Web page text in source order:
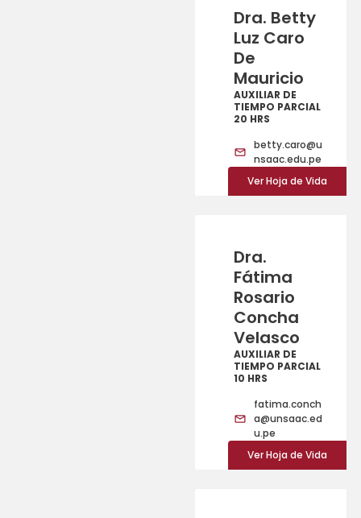
Dra. Betty
Luz Caro
De
Mauricio
AUXILIAR DE
TIEMPO PARCIAL
20 HRS
betty.caro@u
nsaac.edu.pe
Ver Hoja de Vida
Dra.
Fátima
Rosario
Concha
Velasco
AUXILIAR DE
TIEMPO PARCIAL
10 HRS
fatima.conch
a@unsaac.ed
u.pe
Ver Hoja de Vida